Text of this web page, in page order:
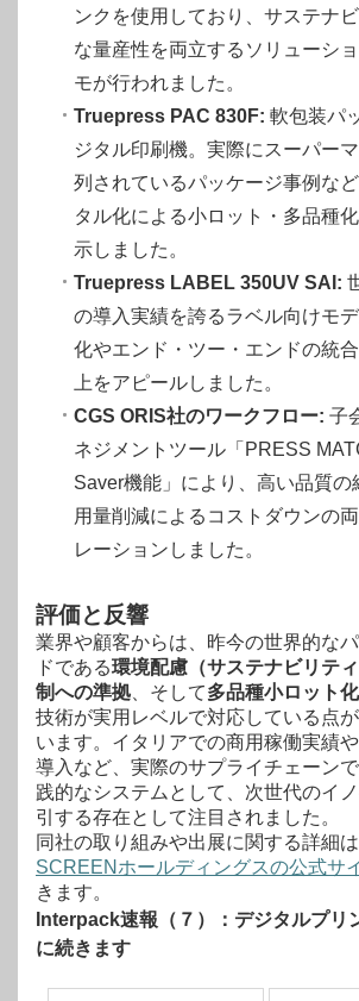
ンクを使用しており、サステナ
な量産性を両立するソリューシ
モが行われました。
Truepress PAC 830F: 軟包装パ
ジタル印刷機。実際にスーパー
列されているパッケージ事例な
タル化による小ロット・多品種
示しました。
Truepress LABEL 350UV SAI:
の導入実績を誇るラベル向けモ
化やエンド・ツー・エンドの統
上をアピールしました。
CGS ORIS社のワークフロー: 子
ネジメントツール「PRESS
Saver機能」により、高い品質の
用量削減によるコストダウンの
レーションしました。
評価と反響
業界や顧客からは、昨今の世界的な
ドである環境配慮（サステナビリティ
制への準拠 、そして多品種小ロット化
技術が実用レベルで対応している点
います。イタリアでの商用稼働実績
導入など、実際のサプライチェーン
践的なシステムとして、次世代のイ
引する存在として注目されました。
同社の取り組みや出展に関する詳細は
SCREENホールディングスの公式サ
きます。
Interpack速報（７）：デジタルプリ
に続きます